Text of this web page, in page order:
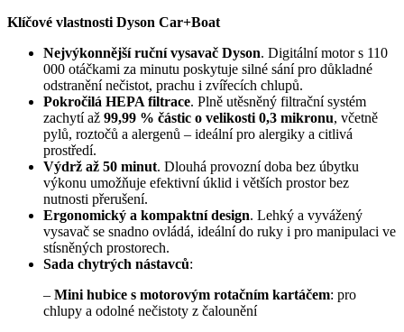
Klíčové vlastnosti Dyson Car+Boat
Nejvýkonnější ruční vysavač Dyson. Digitální motor s 110
000 otáčkami za minutu poskytuje silné sání pro důkladné
odstranění nečistot, prachu i zvířecích chlupů.
Pokročilá HEPA filtrace. Plně utěsněný filtrační systém
zachytí až 99,99 % částic o velikosti 0,3 mikronu, včetně
pylů, roztočů a alergenů – ideální pro alergiky a citlivá
prostředí.
Výdrž až 50 minut. Dlouhá provozní doba bez úbytku
výkonu umožňuje efektivní úklid i větších prostor bez
nutnosti přerušení.
Ergonomický a kompaktní design. Lehký a vyvážený
vysavač se snadno ovládá, ideální do ruky i pro manipulaci ve
stísněných prostorech.
Sada chytrých nástavců:
– Mini hubice s motorovým rotačním kartáčem: pro
chlupy a odolné nečistoty z čalounění